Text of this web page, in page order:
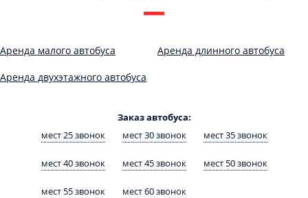
Аренда малого автобуса Аренда длинного автобуса
Аренда двухэтажного автобуса
Заказ автобуса:
мест 25 звонок
мест 30 звонок мест 35 звонок
мест 40 звонок мест 45 звонок мест 50 звонок
мест 55 звонок мест 60 звонок
обработку моих Персональных данных